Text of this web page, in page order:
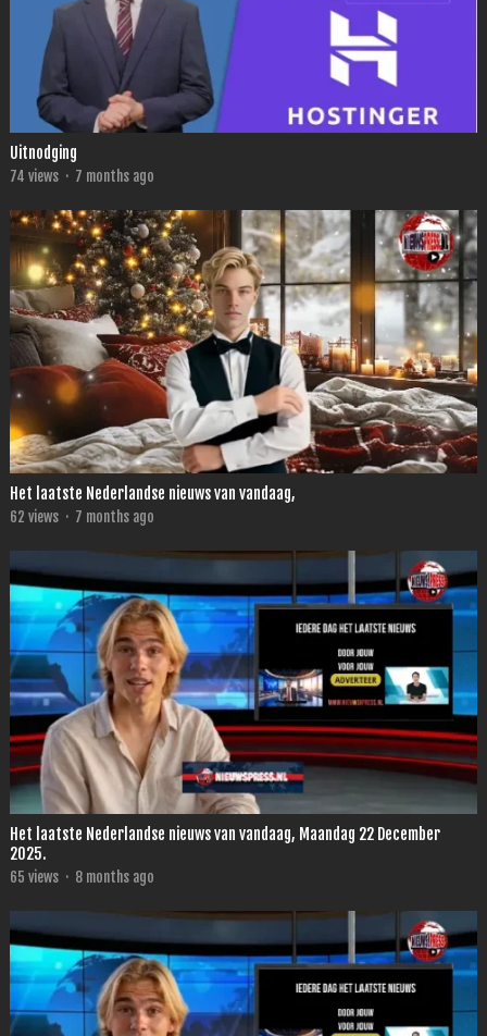
Uitnodging
74 views · 7 months ago
Het laatste Nederlandse nieuws van vandaag,
62 views · 7 months ago
Het laatste Nederlandse nieuws van vandaag, Maandag 22 December
2025.
65 views · 8 months ago